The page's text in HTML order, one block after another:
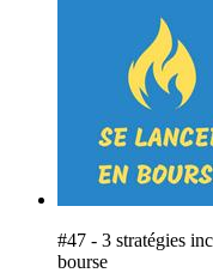
#47 - 3 stratégies
bourse